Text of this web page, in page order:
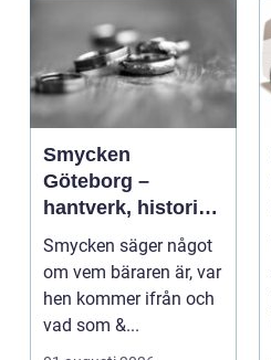
Smycken
Göteborg –
hantverk, historia
och personligt
uttryck
Smycken säger något
om vem bäraren är, var
hen kommer ifrån och
vad som &...